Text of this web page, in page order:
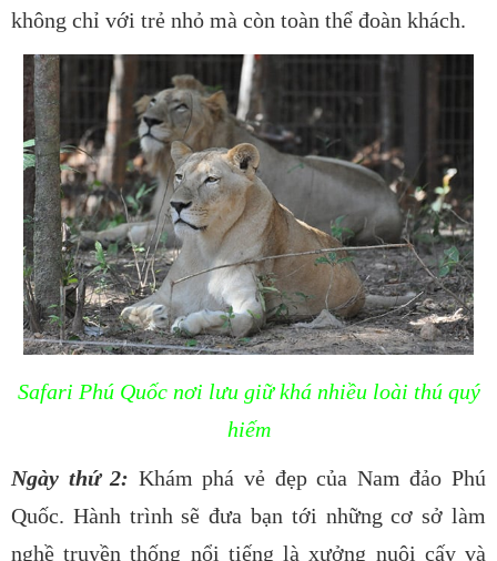
không chỉ với trẻ nhỏ mà còn toàn thể đoàn khách.
Safari Phú Quốc nơi lưu giữ khá nhiều loài thú quý
hiếm
Ngày thứ 2: Khám phá vẻ đẹp của Nam đảo Phú
Quốc. Hành trình sẽ đưa bạn tới những cơ sở làm
nghề truyền thống nổi tiếng là xưởng nuôi cấy và